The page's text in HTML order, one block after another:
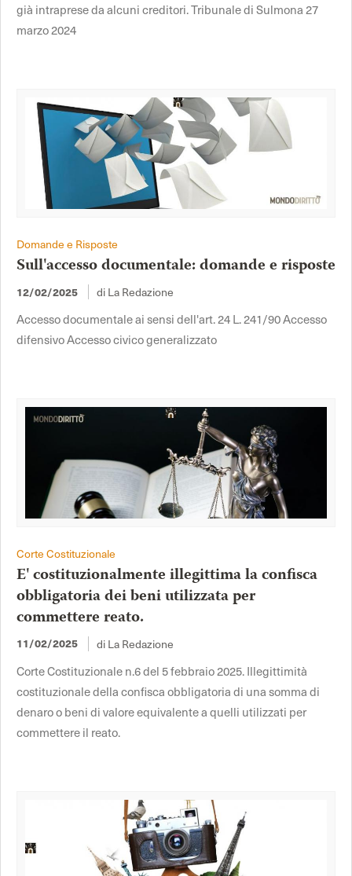
già intraprese da alcuni creditori. Tribunale di Sulmona 27
marzo 2024
Domande e Risposte
Sull'accesso documentale: domande e risposte
12/02/2025 di La Redazione
Accesso documentale ai sensi dell'art. 24 L. 241/90 Accesso
difensivo Accesso civico generalizzato
Corte Costituzionale
E' costituzionalmente illegittima la confisca
obbligatoria dei beni utilizzata per
commettere reato.
11/02/2025 di La Redazione
Corte Costituzionale n.6 del 5 febbraio 2025. Illegittimità
costituzionale della confisca obbligatoria di una somma di
denaro o beni di valore equivalente a quelli utilizzati per
commettere il reato.